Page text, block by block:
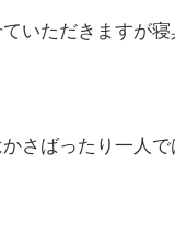
いただきますが
さばったり一人